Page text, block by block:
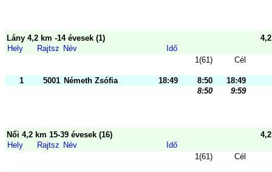
Lány 4,2 km -14 évesek (1)
Hely
Rajtsz Név
Idő
1(61)
Cél
1 5001 Németh Zsófia 18:49 8:50
18:49
8:50
9:59
Női 4,2 km 15-39 évesek (16)
Hely
Rajtsz Név
Idő
1(61)
Cél